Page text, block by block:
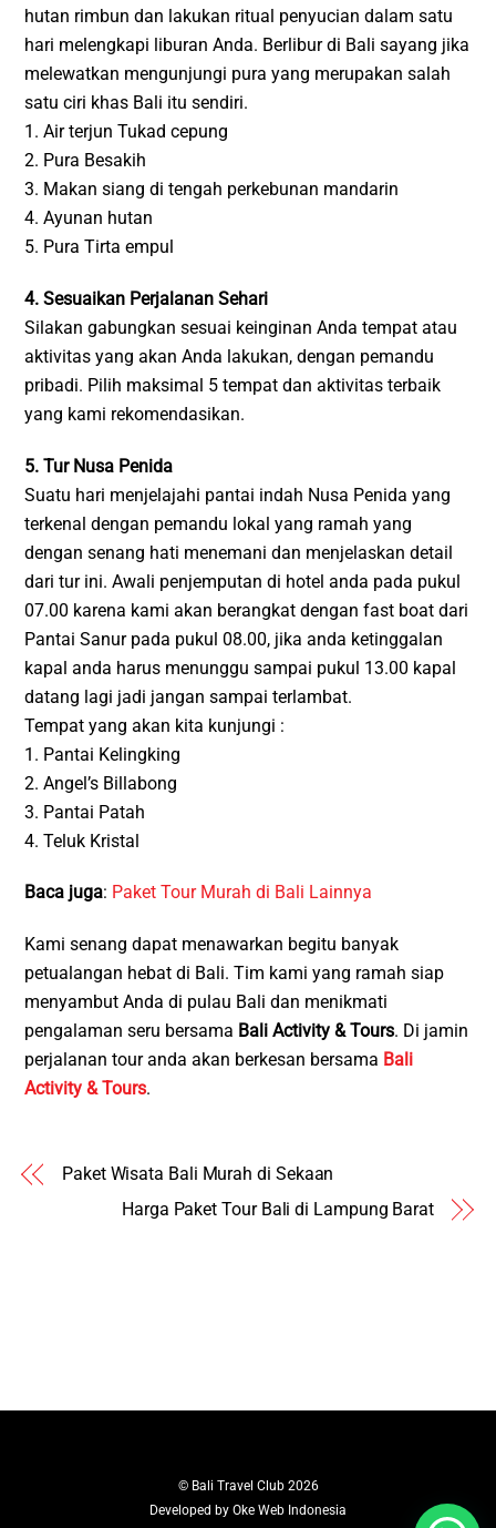
hutan rimbun dan lakukan ritual penyucian dalam satu
hari melengkapi liburan Anda. Berlibur di Bali sayang jika
melewatkan mengunjungi pura yang merupakan salah
satu ciri khas Bali itu sendiri.
1. Air terjun Tukad cepung
2. Pura Besakih
3. Makan siang di tengah perkebunan mandarin
4. Ayunan hutan
5. Pura Tirta empul
4. Sesuaikan Perjalanan Sehari
Silakan gabungkan sesuai keinginan Anda tempat atau
aktivitas yang akan Anda lakukan, dengan pemandu
pribadi. Pilih maksimal 5 tempat dan aktivitas terbaik
yang kami rekomendasikan.
5. Tur Nusa Penida
Suatu hari menjelajahi pantai indah Nusa Penida yang
terkenal dengan pemandu lokal yang ramah yang
dengan senang hati menemani dan menjelaskan detail
dari tur ini. Awali penjemputan di hotel anda pada pukul
07.00 karena kami akan berangkat dengan fast boat dari
Pantai Sanur pada pukul 08.00, jika anda ketinggalan
kapal anda harus menunggu sampai pukul 13.00 kapal
datang lagi jadi jangan sampai terlambat.
Tempat yang akan kita kunjungi :
1. Pantai Kelingking
2. Angel’s Billabong
3. Pantai Patah
4. Teluk Kristal
Baca juga: Paket Tour Murah di Bali Lainnya
Kami senang dapat menawarkan begitu banyak
petualangan hebat di Bali. Tim kami yang ramah siap
menyambut Anda di pulau Bali dan menikmati
pengalaman seru bersama Bali Activity & Tours. Di jamin
perjalanan tour anda akan berkesan bersama Bali
Activity & Tours.
Paket Wisata Bali Murah di Sekaan
Harga Paket Tour Bali di Lampung Barat
© Bali Travel Club2026
Developed by Oke Web Indonesia